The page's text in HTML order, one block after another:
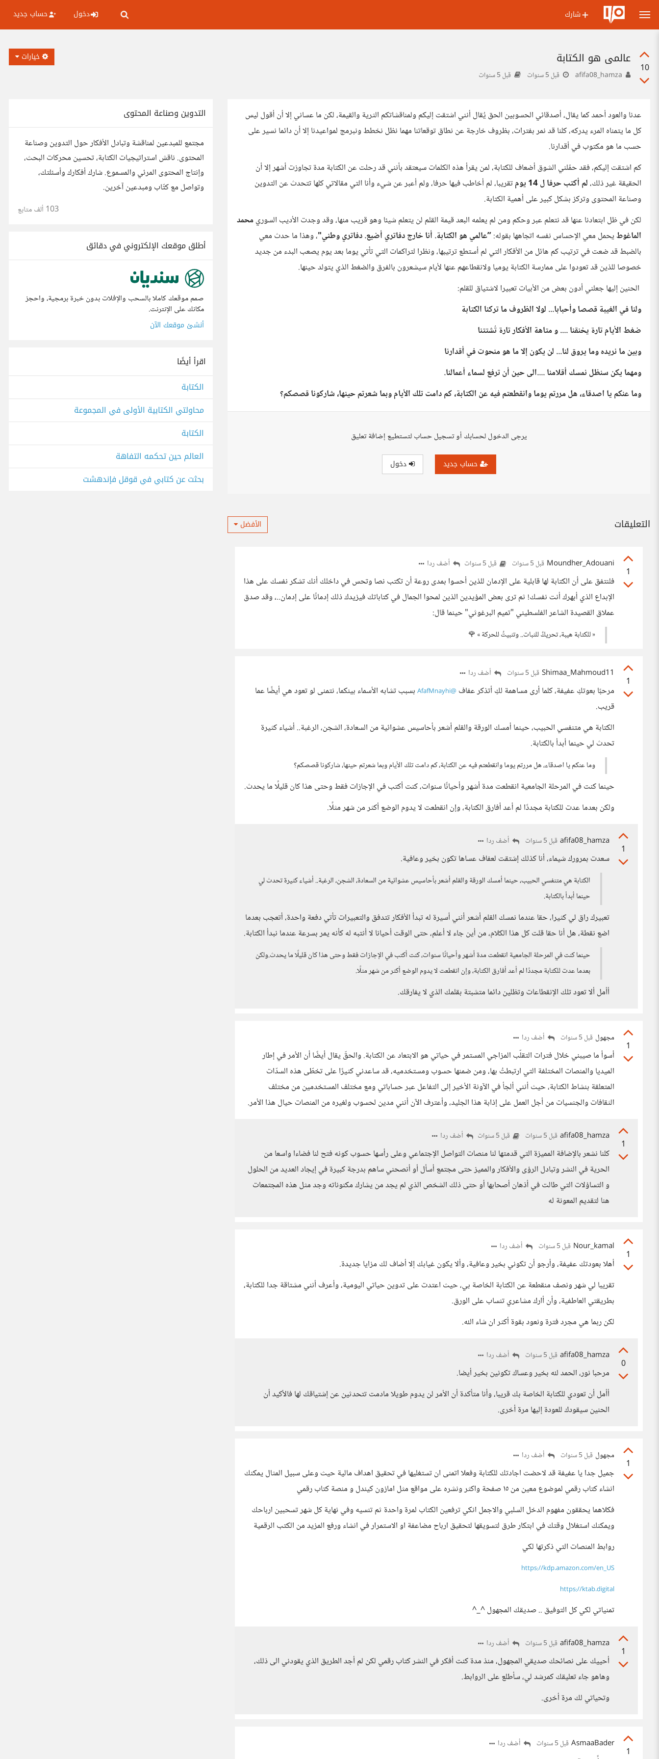
شارك دخول حساب جديد
10
عالمي هو الكتابة
قبل 5 سنوات قبل 5 سنوات
خيارات
عدنا والعود أحمد كما يقال، أصدقائي الحسوبين الحق يُقال أنني اشتقت إليكم ولمناقشاتكم الثرية والقيمة، لكن ما عساني إلا أن أقول ليس
كل ما يتمناه المرء يدركه، كلنا قد نمر بفترات، بظروف خارجة عن نطاق توقعاتنا مهما نظل نخطط ونبرمج لمواعيدنا إلا أن دائما نسير على
حسب ما هو مكتوب في أقدارنا.
كم اشتقت إليكم، فقد حمًلني الشوق أضعاف للكتابة، لمن يقرأ هذه الكلمات سيعتقد بأنني قد رحلت عن الكتابة مدة تجاوزت أشهر إلا أن
الحقيقة غير ذلك،لم أكتب حرفا ل 14 يوم
تقريبا، لم أخاطب فيها حرفا، ولم أعبر عن شيء وأنا التي مقالاتي كلها تتحدث عن التدوين
وصناعة المحتوى وتركز بشكل كبير على أهمية الكتابة.
لكن في ظل ابتعادنا عنها قد نتعلم عبر وحكم ومن لم يعلمه البعد قيمة القلم لن يتعلم شيئا وهو قريب منها، وقد وجدت الأديب السوريمحمد
الماغوطيحمل معي الإحساس نفسه اتجاهها بقوله:”عالمي هو الكتابة. أنا خارج دفاتري أضيع. دفاتري وطني"، وهذا ما حدث معي
بالضبط قد ضعت في ترتيب كم هائل من الأفكار التي لم أستطع ترتيبها، ونظرا لتراكمات التي تأتي يوما بعد يوم يصعب البدء من جديد
خصوصا للذين قد تعودوا على ممارسة الكتابة يوميا ولانقطاعهم عنها لأيام سيشعرون بالفرق والضغط الذي يتولد حينها.
الحنين إليها جعلني أدون بعض من الأبيات تعبيرا لاشتياق للقلم:
ولنا في الغيبة قصصا وأحبابا... لولا الظروف ما تركنا الكتابة
ضغط الأيام تارة يخنقنا .... و متاهة الأفكار تارة تُشتتنا
وبين ما نريده وما يروق لنا... لن يكون إلا ما هو منحوت في أقدارنا
ومهما يكن سنظل نمسك أقلامنا ....الى حين أن ترفع لسماء أعمالنا.
وما عنكم يا اصدقاء، هل مررتم يوما وانقطعتم فيه عن الكتابة، كم دامت تلك الأيام وبما شعرتم حينها، شاركونا قصصكم؟
يرجى الدخول لحسابك أو تسجيل حساب لتستطيع إضافة تعليق
حساب جديد دخول
التعليقات الأفضل
1
Moundher_Adouani قبل 5 سنوات قبل 5 سنوات أضف ردا
فلنتفق على أن الكتابة لها قابلية على الإدمان للذين أحسوا بمدى روعة أن تكتب نصا وتحس في داخلك أنك تشكر نفسك على هذا
الإبداع الذي أبهرك أنت نفسك! ثم ترى بعض المؤيدين الذين لمحوا الجمال في كتاباتك فيزيدك ذلك إدمانًا على إدمان..، وقد صدق
عملاق القصيدة الشاعر الفلسطيني "تميم البرغوثي" حينما قال:
« للكتابة هيبة، تحريكٌ للثبات.. وتثبيتٌ للحركة » 🌹
1
Shimaa_Mahmoud11 قبل 5 سنوات أضف ردا
مرحبًا بعوتكِ عفيفة، كلما أرى مساهمة لكِ أتذكر عفاف @AfafMnayhi
بسبب تشابه الأسماء بينكما، نتمنى لو تعود هي أيضًا عما
قريب.
الكتابة هي متنفسي الحبيب، حينما أمسك الورقة والقلم أشعر بأحاسيس عشوائية من السعادة، الشجن، الرغبة.. أشياء كثيرة
تحدث لي حينما أبدأ بالكتابة.
وما عنكم يا اصدقاء، هل مررتم يوما وانقطعتم فيه عن الكتابة، كم دامت تلك الأيام وبما شعرتم حينها، شاركونا قصصكم؟
حينما كنت في المرحلة الجامعية انقطعت مدة أشهر وأحيانًا سنوات، كنت أكتب في الإجازات فقط وحتى هذا كان قليلًا ما يحدث.
ولكن بعدما عدت للكتابة مجددًا لم أعد أفارق الكتابة، وإن انقطعت لا يدوم الوضع أكثر من شهر مثلًا.
1
afifa08_hamza قبل 5 سنوات أضف ردا
سعدت بمرورك شيماء، أنا كذلك إشتقت لعفاف عساها تكون بخير وعافية.
الكتابة هي متنفسي الحبيب، حينما أمسك الورقة والقلم أشعر بأحاسيس عشوائية من السعادة، الشجن، الرغبة.. أشياء كثيرة تحدث لي
حينما أبدأ بالكتابة.
تعبيرك راق لي كثيرا، حقا عندما نمسك القلم أشعر أنني أسيرة له تبدأ الأفكار تتدفق والتعبيرات تأتي دفعة واحدة، أتعجب بعدما
اضع نقطة، هل أنا حقا قلت كل هذا الكلام، من أين جاء لا أعلم، حتى الوقت أحيانا لا أنتبه له كأنه يمر بسرعة عندما نبدأ الكتابة.
حينما كنت في المرحلة الجامعية انقطعت مدة أشهر وأحيانًا سنوات، كنت أكتب في الإجازات فقط وحتى هذا كان قليلًا ما يحدث.ولكن
بعدما عدت للكتابة مجددًا لم أعد أفارق الكتابة، وإن انقطعت لا يدوم الوضع أكثر من شهر مثلًا.
أأمل ألا تعود تلك الإنقطاعات وتظلين دائما متشبتة بقلمك الذي لا يفارقك.
1
مجهول قبل 5 سنوات أضف ردا
أسوأ ما صيبني خلال فترات التقلّب المزاجي المستمر في حياتي هو الابتعاد عن الكتابة. والحقّ يقال أيضًا أن الأمر في إطار
الميديا والمنصات المختلفة التي ارتبطتُ بها، ومن ضمنها حسوب ومستخدميه، قد ساعدني كثيرًا على تخطّى هذه السدّات
المتعلقة بنشاط الكتابة، حيث أنني ألجأ في الآونة الأخير إلى التفاعل عبر حساباتي ومع مختلف المستخدمين من مختلف
الثقافات والجنسيات من أجل العمل على إذابة هذا الجليد، وأعترف الآن أنني مدين لحسوب ولغيره من المنصات حيال هذا الأمر.
1
afifa08_hamza قبل 5 سنوات قبل 5 سنوات أضف ردا
كلنا نشعر بالإضافة المميزة التي قدمتها لنا منصات التواصل الإجتماعي وعلى رأسها حسوب كونه فتح لنا فضاءا واسعا من
الحرية في النشر وتبادل الرؤى والأفكار والمميز حتى مجتمع أسأل أو أنصحني ساهم بدرجة كبيرة في إيجاد العديد من الحلول
و التساؤلات التي طالت في أذهان أصحابها أو حتى ذلك الشخص الذي لم يجد من يشارك مكنوناته وجد مثل هذه المجتمعات
هنا لتقديم المعونة له
1
Nour_kamal قبل 5 سنوات أضف ردا
أهلا بعودتك عفيفة، وأرجو أن تكوني بخير وعافية، وألا يكون غيابك إلا أضاف لك مزايا جديدة.
تقريبا لي شهر ونصف منقطعة عن الكتابة الخاصة بي، حيث اعتدت على تدوين حياتي اليومية، وأعرف أنني مشتاقة جدا للكتابة،
بطريقتي العاطفية، وأن أارك مشاعري تنساب على الورق.
لكن ربما هي مجرد فترة ونعود بقوة أكثر ان شاء الله.
0
afifa08_hamza قبل 5 سنوات أضف ردا
مرحبا نور، الحمد لله بخير وعساك تكونين بخير أيضا.
أأمل أن تعودي للكتابة الخاصة بك قريبا، وأنا متأكدة أن الأمر لن يدوم طويلا مادمت تتحدثين عن إشتياقك لها فالأكيد أن
الحنين سيقودك للعودة إليها مرة أخرى.
1
مجهول قبل 5 سنوات أضف ردا
جميل جدا يا عفيفة قد لاحضت اجادتك للكتابة وفعلا اتمنى ان تستغليها في تحقيق اهداف مالية حيث وعلى سبيل المثال يمكنك
انشاء كتاب رقمي لموضوع معين من ١٥ صفحة واكثر ونشره على مواقع مثل امازون كيندل و منصة كتاب رقمي
فكلاهما يحققون مفهوم الدخل السلبي والاجمل انكي ترفعين الكتاب لمرة واحدة ثم تنسيه وفي نهاية كل شهر تسحبين ارباحك
ويمكنك استغلال وقتك في ابتكار طرق لتسويقها لتحقيق ارباح مضاعفة او الاستمرار في انشاء ورفع المزيد من الكتب الرقمية
روابط المنصات التي ذكرتها لكي
https://kdp.amazon.com/en_US
https://ktab.digital
تمنياتي لكي كل التوفيق .. صديقك المجهول ^_^
1
afifa08_hamza قبل 5 سنوات أضف ردا
أحييك على نصائحك صديقي المجهول، منذ مدة كنت أفكر في النشر كتاب رقمي لكن لم أجد الطريق الذي يقودني الى ذلك،
وهاهو جاء تعليقك كمرشد لي، سأطلع على الروابط.
وتحياتي لك مرة أخرى.
1
AsmaaBader قبل 5 سنوات أضف ردا
التدوين وصناعة المحتوى
مجتمع للمبدعين لمناقشة وتبادل الأفكار حول التدوين وصناعة
المحتوى. ناقش استراتيجيات الكتابة، تحسين محركات البحث،
وإنتاج المحتوى المرئي والمسموع. شارك أفكارك وأسئلتك،
وتواصل مع كتّاب ومبدعين آخرين.
103 ألف متابع
أطلق موقعك الإلكتروني في دقائق
صمم موقعك كاملا بالسحب والإفلات بدون خبرة برمجية، واحجز
مكانك على الإنترنت.
أنشئ موقعك الآن
اقرأ أيضًا
الكتابة
محاولتي الكتابية الأولى في المجموعة
الكتابة
العالم حين تحكمه التفاهة
بحثت عن كتابي في قوقل فإندهشت